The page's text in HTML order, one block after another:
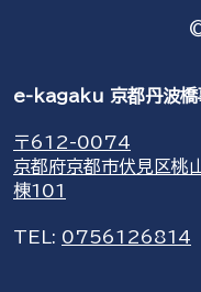
e-kagaku 京都丹波橋
〒612-0074
京都府京都市伏見区桃
棟101
TEL: 0756126814